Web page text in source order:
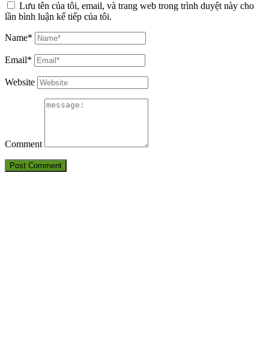
Lưu tên của tôi, email, và trang web trong trình duyệt này cho
lần bình luận kế tiếp của tôi.
Name*
Email*
Website
Comment